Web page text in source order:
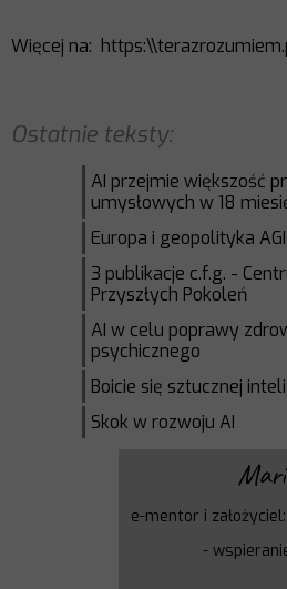
Więcej na:
Ostatnie teksty:
AI przejmie większość
umysłowych w 18
Europa i geopolityka AGI
3 publikacje c.f.g. -
Przyszłych Pokoleń
AI w celu poprawy
psychicznego
Boicie się sztucznej
Skok w rozwoju AI
e-mentor i
-